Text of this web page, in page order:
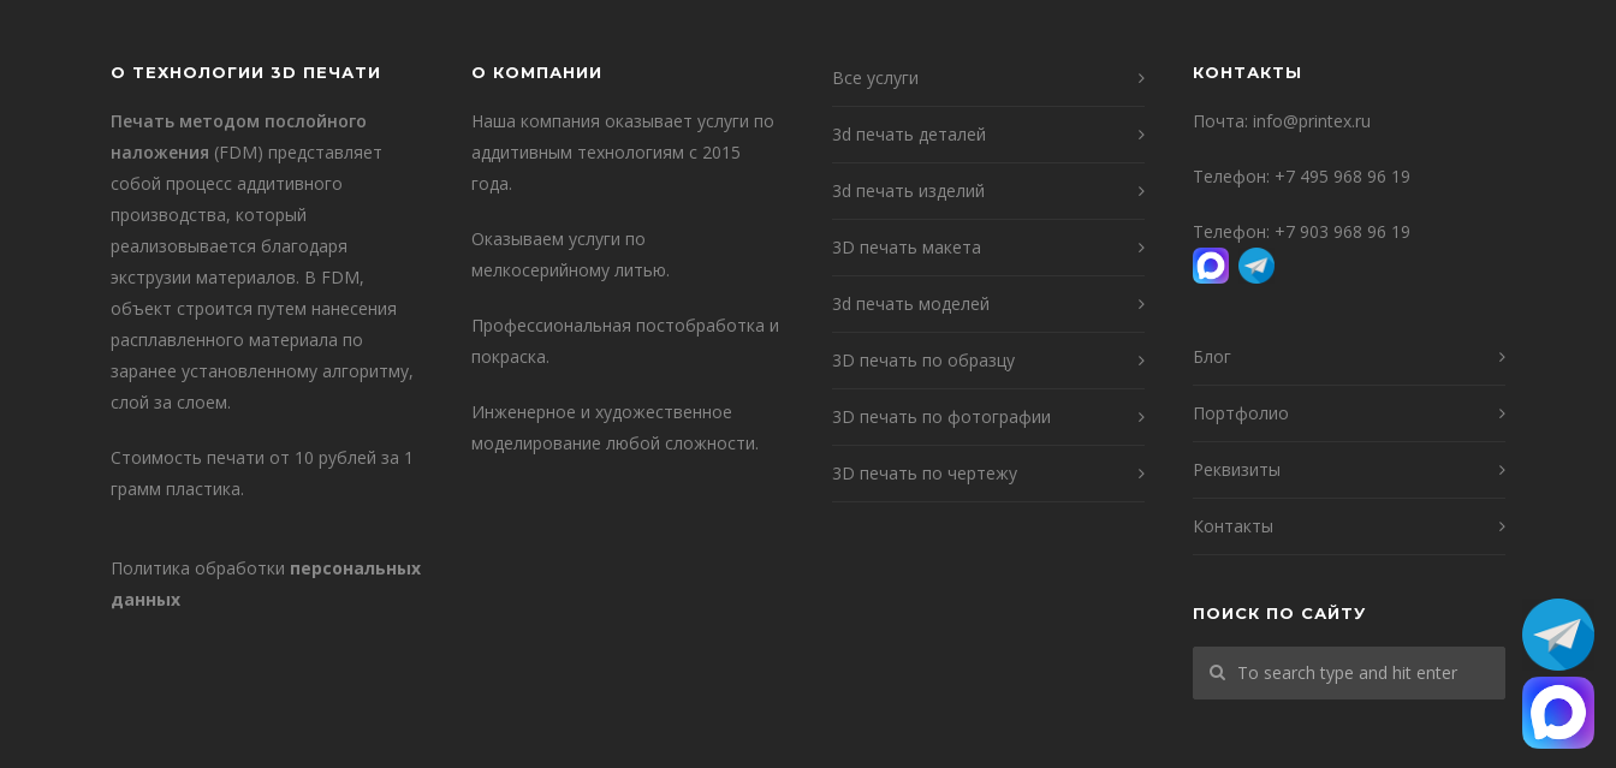
О ТЕХНОЛОГИИ 3D ПЕЧАТИ
Печать методом послойного
наложения (FDM) представляет
собой процесс аддитивного
производства, который
реализовывается благодаря
экструзии материалов. В FDM,
объект строится путем нанесения
расплавленного материала по
заранее установленному алгоритму,
слой за слоем.
Стоимость печати от 10 рублей за 1
грамм пластика.
Политика обработки персональных
данных
О КОМПАНИИ
Наша компания оказывает услуги по
аддитивным технологиям с 2015
года.
Оказываем услуги по
мелкосерийному литью.
Профессиональная постобработка и
покраска.
Инженерное и художественное
моделирование любой сложности.
Все услуги
3d печать деталей
3d печать изделий
3D печать макета
3d печать моделей
3D печать по образцу
3D печать по фотографии
3D печать по чертежу
КОНТАКТЫ
Почта: info@printex.ru
Телефон: +7 495 968 96 19
Телефон: +7 903 968 96 19
Блог
Портфолио
Реквизиты
Контакты
ПОИСК ПО САЙТУ